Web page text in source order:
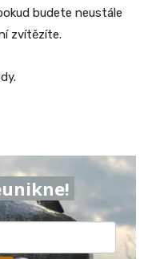
budete neustále
zvítězíte.